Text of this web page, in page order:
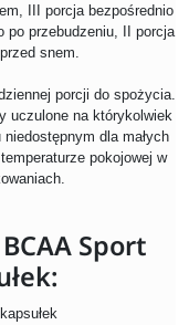
III porcja bezpośrednio
po przebudzeniu, II porcja
snem.
porcji do spożycia.
uczulone na którykolwiek
dla małych
pokojowej w
Sport